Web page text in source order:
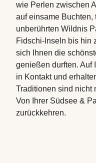
wie Perlen zwischen
auf einsame
unberührten Wildnis
Fidschi-Inseln bis hin
sich Ihnen die
genießen durften. Auf
in Kontakt und
Traditionen sind nicht
Von Ihrer Südsee &
zurückkehren.